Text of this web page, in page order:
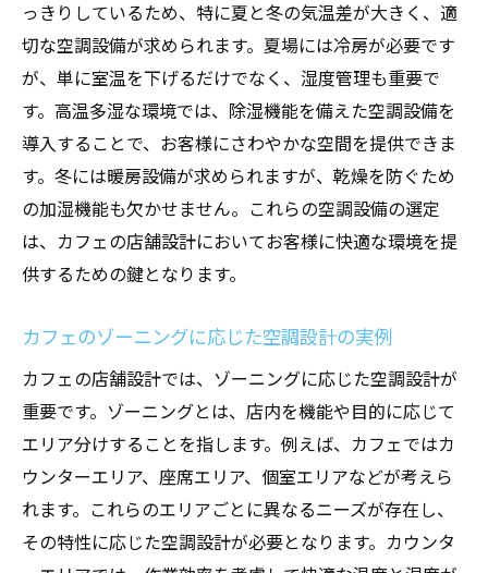
っきりしているため、特に夏と冬の気温差が大きく、適
切な空調設備が求められます。夏場には冷房が必要です
が、単に室温を下げるだけでなく、湿度管理も重要で
す。高温多湿な環境では、除湿機能を備えた空調設備を
導入することで、お客様にさわやかな空間を提供できま
す。冬には暖房設備が求められますが、乾燥を防ぐため
の加湿機能も欠かせません。これらの空調設備の選定
は、カフェの店舗設計においてお客様に快適な環境を提
供するための鍵となります。
カフェのゾーニングに応じた空調設計の実例
カフェの店舗設計では、ゾーニングに応じた空調設計が
重要です。ゾーニングとは、店内を機能や目的に応じて
エリア分けすることを指します。例えば、カフェではカ
ウンターエリア、座席エリア、個室エリアなどが考えら
れます。これらのエリアごとに異なるニーズが存在し、
その特性に応じた空調設計が必要となります。カウンタ